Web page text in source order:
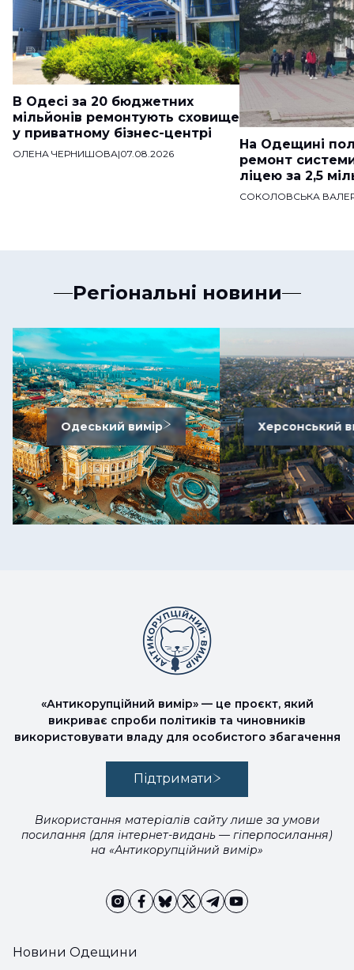
В Одесі за 20 бюджетних
мільйонів ремонтують сховище
у приватному бізнес-центрі
ОЛЕНА ЧЕРНИШОВА|07.08.2026
На Одещині
ремонт
ліцею за 2,5
СОКОЛОВСЬКА
Регіональні новини
Одеський вимір Херсонський
Новини Одещини
«Антикорупційний вимір» — це проєкт, який
викриває спроби політиків та чиновників
використовувати владу для особистого збагачення
Підтримати
Використання матеріалів сайту лише за умови
посилання (для інтернет-видань — гіперпосилання)
на «Антикорупційний вимір»